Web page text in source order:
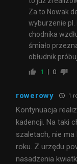
Za to Nowak
wyburzenie pl.
chodnika
śmiało
obłudnik
1 0
rowerowy 1
Kontynuacja
kadencji. Na taki
szaletach, nie
roku. Z urzędu
nasadzenia